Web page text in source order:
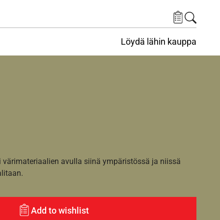
Löydä lähin kauppa
avulla siinä ympäristössä ja niissä
Add to wishlist